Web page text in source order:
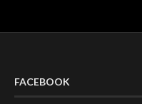
FACEBOOK